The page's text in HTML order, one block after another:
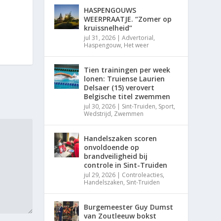
HASPENGOUWS
WEERPRAATJE. “Zomer op
kruissnelheid”
jul 31, 2026 |Advertorial,
Haspengouw, Het weer
Tien trainingen per week
lonen: Truiense Laurien
Delsaer (15) verovert
Belgische titel zwemmen
jul 30, 2026 | Sint-Truiden, Sport,
Wedstrijd, Zwemmen
Handelszaken scoren
onvoldoende op
brandveiligheid bij
controle in Sint-Truiden
jul 29, 2026 | Controleacties,
Handelszaken, Sint-Truiden
Burgemeester Guy Dumst
van Zoutleeuw bokst